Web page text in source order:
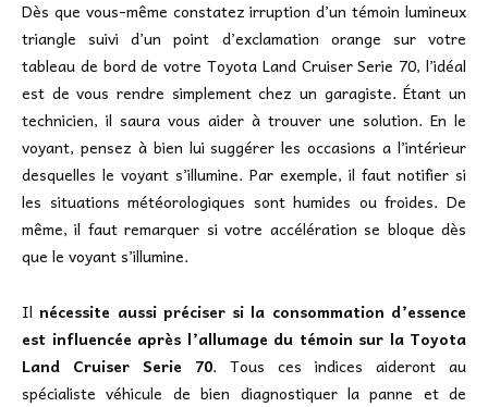
Dès que vous-même constatez irruption d’un témoin lumineux
triangle suivi d’un point d’exclamation orange sur votre
tableau de bord de votre Toyota Land Cruiser Serie 70, l’idéal
est de vous rendre simplement chez un garagiste. Étant un
technicien, il saura vous aider à trouver une solution. En le
voyant, pensez à bien lui suggérer les occasions a l’intérieur
desquelles le voyant s’illumine. Par exemple, il faut notifier si
les situations météorologiques sont humides ou froides. De
même, il faut remarquer si votre accélération se bloque dès
que le voyant s’illumine.
Ilnécessite aussi préciser si la consommation d’essence
est influencée après l’allumage du témoin sur la Toyota
Land Cruiser Serie 70. Tous ces indices aideront au
spécialiste véhicule de bien diagnostiquer la panne et de